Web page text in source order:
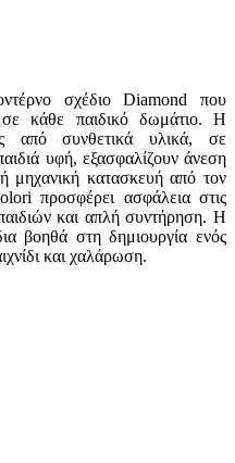
σχέδιο Diamond που
κάθε παιδικό δωμάτιο. Η
από συνθετικά υλικά, σε
υφή, εξασφαλίζουν άνεση
μηχανική κατασκευή από τον
προσφέρει ασφάλεια στις
και απλή συντήρηση. Η
βοηθά στη δημιουργία ενός
και χαλάρωση.